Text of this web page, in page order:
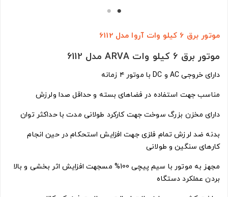
موتور برق 6 کیلو وات آروا مدل 6112
موتور برق 6 کیلو وات ARVA مدل 6112
دارای خروجی AC و DC با موتور ۴ زمانه
مناسب جهت استفاده در فضاهای بسته و حداقل صدا ولرزش
دارای مخزن بزرگ سوخت جهت کارکرد طولانی مدت با حداکثر توان
بدنه ضد لرزش تمام فلزی جهت افزایش استحکام در حین انجام
کارهای سنگین و طولانی
مجهز به موتور با سیم پیچی 100% مسجهت افزایش اثر بخشی و بالا
بردن عملکرد دستگاه